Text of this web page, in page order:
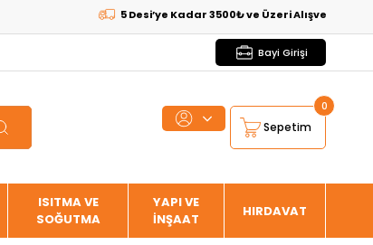
5 Desi’ye Kadar 3500₺ ve Üzeri Alışverişlerde
Bayi Girişi
Sepetim
0
ISITMA VE
SOĞUTMA
YAPI VE
İNŞAAT
HIRDAVAT